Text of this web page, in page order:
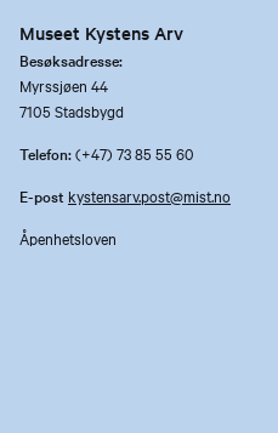
Museet Kystens Arv
Besøksadresse:
Myrssjøen 44
7105 Stadsbygd
Telefon:(+47) 73 85 55 60
E-post kystensarv.post@mist.no
Åpenhetsloven